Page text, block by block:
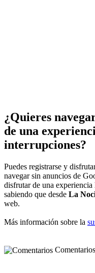
¿Quieres
de una
interrupciones?
Puedes registrarse y
navegar sin anuncios de
disfrutar de una
sabiendo que desde La
web.
Más información sobre la
Comentarios